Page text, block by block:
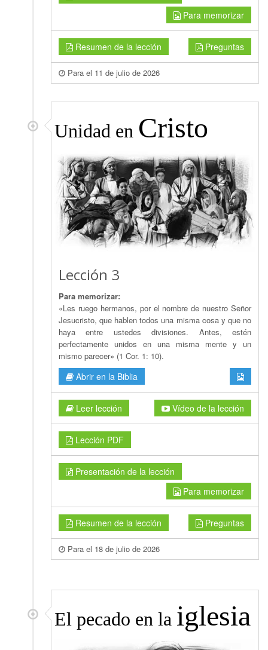
Para memorizar
Resumen de la lección Preguntas
Para el 11 de julio de 2026
Unidad en Cristo
Lección 3
Para memorizar:
«Les ruego hermanos, por el nombre de nuestro Señor
Jesucristo, que hablen todos una misma cosa y que no
haya entre ustedes divisiones. Antes, estén
perfectamente unidos en una misma mente y un
mismo parecer» (1 Cor. 1: 10).
Abrir en la Biblia
Leer lección Vídeo de la lección
Lección PDF
Presentación de la lección
Para memorizar
Resumen de la lección Preguntas
Para el 18 de julio de 2026
El pecado en la iglesia